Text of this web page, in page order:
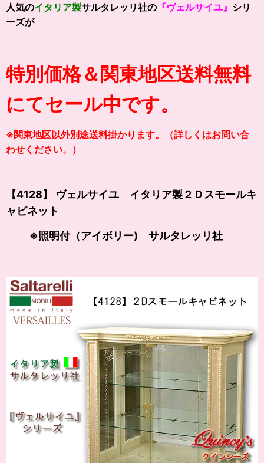
人気のイタリア製サルタレッリ社の 『ヴェルサイユ』 シリ
ーズが
特別価格＆関東地区送料無料
にてセール中です。
※関東地区以外別途送料掛かります。（詳しくはお問い合
わせください。）
【4128】 ヴェルサイユ イタリア製２Ｄスモールキ
ャビネット
※照明付（アイボリー) サルタレッリ社